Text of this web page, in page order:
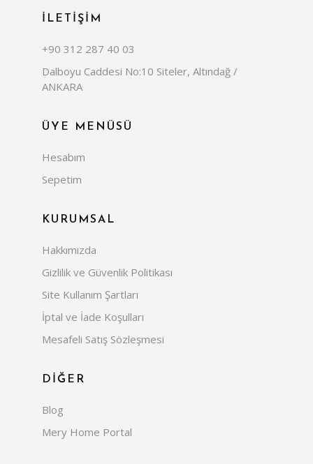
İLETİŞİM
+90 312 287 40 03
Dalboyu Caddesi No:10 Siteler, Altındağ /
ANKARA
ÜYE MENÜSÜ
Hesabım
Sepetim
KURUMSAL
Hakkımızda
Gizlilik ve Güvenlik Politikası
Site Kullanım Şartları
İptal ve İade Koşulları
Mesafeli Satış Sözleşmesi
DİĞER
Blog
Mery Home Portal